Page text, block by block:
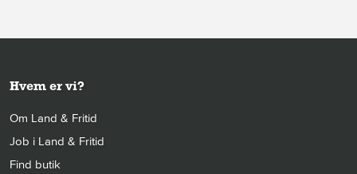
Hvem er vi?
Om Land & Fritid
Job i Land & Fritid
Find butik